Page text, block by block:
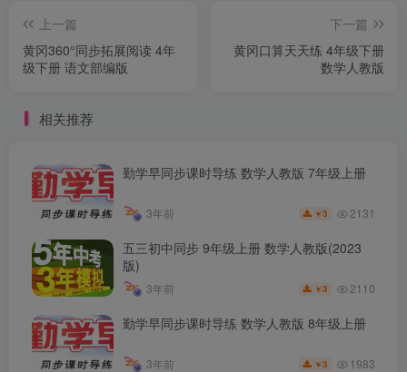
上一篇
黄冈360°同步拓展阅读 4年
级下册 语文部编版
下一篇
黄冈口算天天练 4年级下册
数学人教版
相关推荐
勤学早同步课时导练 数学人教版 7年级上册
3年前 ￥3 2131
五三初中同步 9年级上册 数学人教版(2023
版)
3年前 ￥3 2110
勤学早同步课时导练 数学人教版 8年级上册
3年前 ￥3 1983